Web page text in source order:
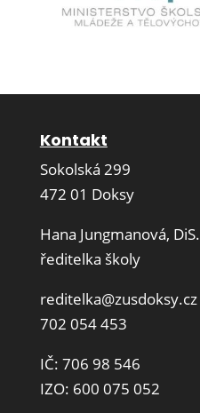
Kontakt
Sokolská 299
472 01 Doksy
Hana Jungmanová, DiS.
ředitelka školy
reditelka@zusdoksy.cz
702 054 453
IČ: 706 98 546
IZO: 600 075 052